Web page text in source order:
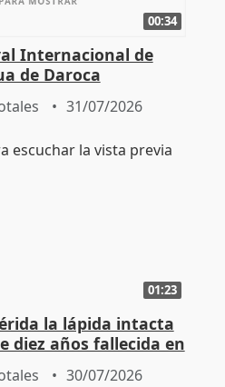
00:34
Internacional de
de Daroca
31/07/2026
01:23
la lápida intacta
diez años fallecida en
30/07/2026